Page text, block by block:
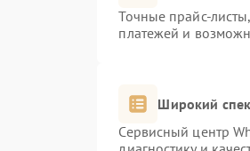
Точные прайс-
платежей и
Широкий
Сервисный центр